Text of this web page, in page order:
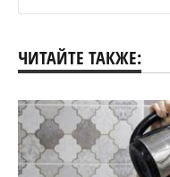
ЧИТАЙТЕ ТАКЖЕ: